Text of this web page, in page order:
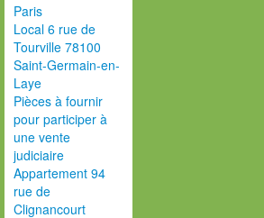
Paris
Local 6 rue de
Tourville 78100
Saint-Germain-en-
Laye
Pièces à fournir
pour participer à
une vente
judiciaire
Appartement 94
rue de
Clignancourt